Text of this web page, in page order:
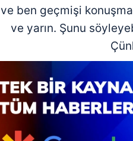
ve ben geçmişi
ve yarın. Şunu